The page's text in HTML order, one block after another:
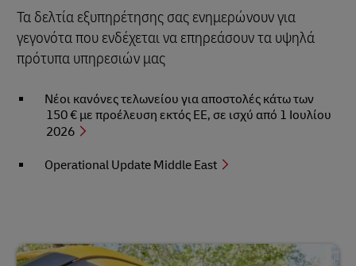
Τα δελτία εξυπηρέτησης σας ενημερώνουν για
γεγονότα που ενδέχεται να επηρεάσουν τα υψηλά
πρότυπα υπηρεσιών μας
Νέοι κανόνες τελωνείου για αποστολές κάτω των
150 € με προέλευση εκτός ΕΕ, σε ισχύ από 1 Ιουλίου
2026
Operational Update Middle East